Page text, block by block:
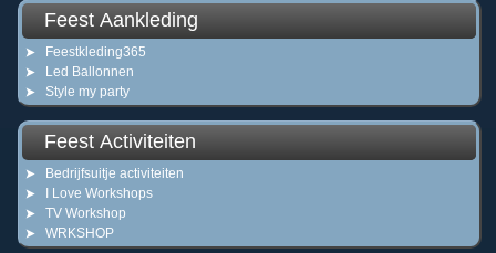
Feest Aankleding
Feestkleding365
Led Ballonnen
Style my party
Feest Activiteiten
Bedrijfsuitje activiteiten
I Love Workshops
TV Workshop
WRKSHOP